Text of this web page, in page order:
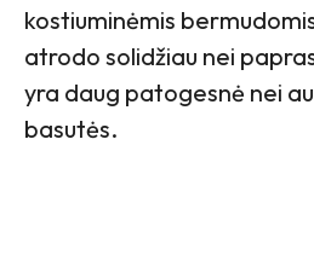
kostiuminėmis
atrodo solidžiau nei
yra daug patogesnė nei
basutės.